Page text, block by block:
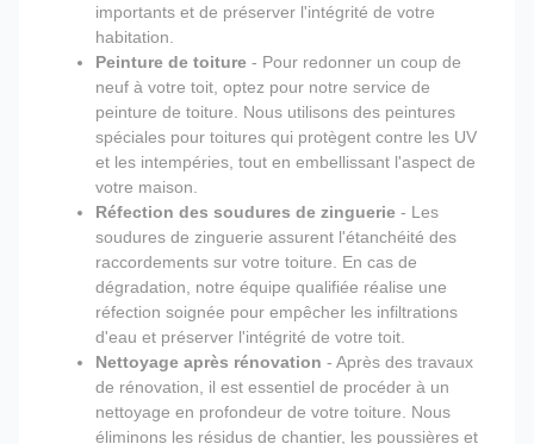
importants et de préserver l'intégrité de votre
habitation.
Peinture de toiture - Pour redonner un coup de
neuf à votre toit, optez pour notre service de
peinture de toiture. Nous utilisons des peintures
spéciales pour toitures qui protègent contre les UV
et les intempéries, tout en embellissant l'aspect de
votre maison.
Réfection des soudures de zinguerie - Les
soudures de zinguerie assurent l'étanchéité des
raccordements sur votre toiture. En cas de
dégradation, notre équipe qualifiée réalise une
réfection soignée pour empêcher les infiltrations
d'eau et préserver l'intégrité de votre toit.
Nettoyage après rénovation - Après des travaux
de rénovation, il est essentiel de procéder à un
nettoyage en profondeur de votre toiture. Nous
éliminons les résidus de chantier, les poussières et